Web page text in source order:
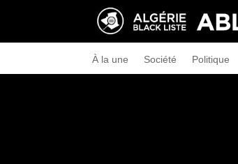
À la une Société Politique